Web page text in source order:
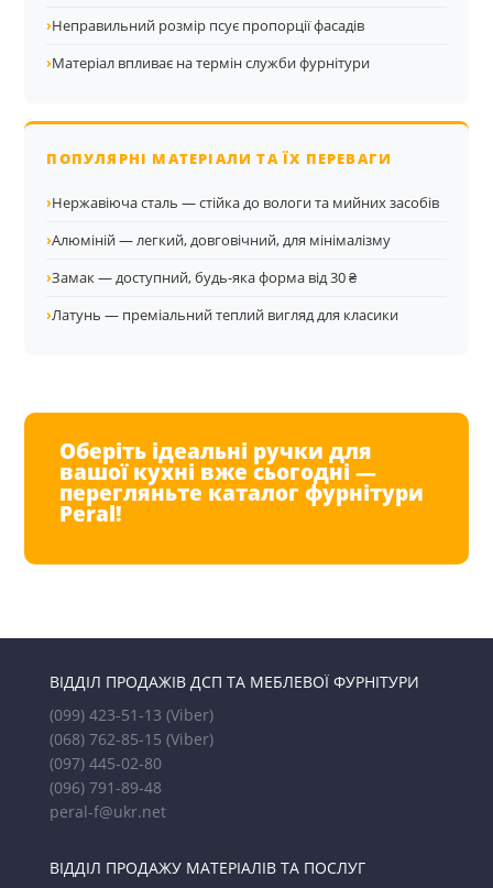
›Неправильний розмір псує пропорції фасадів
›Матеріал впливає на термін служби фурнітури
ПОПУЛЯРНІ МАТЕРІАЛИ ТА ЇХ ПЕРЕВАГИ
›Нержавіюча сталь — стійка до вологи та мийних засобів
›Алюміній — легкий, довговічний, для мінімалізму
›Замак — доступний, будь-яка форма від 30 ₴
›Латунь — преміальний теплий вигляд для класики
Оберіть ідеальні ручки для
вашої кухні вже сьогодні —
перегляньте каталог фурнітури
Peral!
ВІДДІЛ ПРОДАЖІВ ДСП ТА МЕБЛЕВОЇ ФУРНІТУРИ
(099) 423-51-13 (Viber)
(068) 762-85-15 (Viber)
(097) 445-02-80
(096) 791-89-48
peral-f@ukr.net
ВІДДІЛ ПРОДАЖУ МАТЕРІАЛІВ ТА ПОСЛУГ